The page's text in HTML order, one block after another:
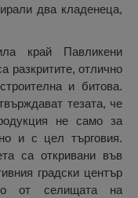
два кладенеца,
край Павликени
разкритите, отлично
и битова.
тезата, че
не само за
и с цел търговия.
са откривани във
градски център
от селищата на